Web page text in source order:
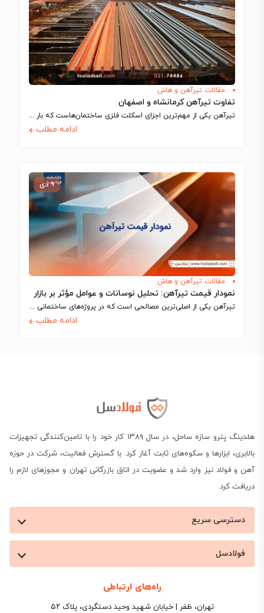
مقالات تیرآهن و هاش
تفاوت تیرآهن کرمانشاه و اصفهان
تیرآهن یکی از مهم‌ترین اجزای اسکلت فلزی ساختمان‌هاست که بار سقف و طبقات را…
ادامه مطلب
۹ دی
مقالات تیرآهن و هاش
نمودار قیمت تیرآهن: تحلیل نوسانات و عوامل مؤثر بر بازار
تیرآهن یکی از اصلی‌ترین مصالحی است که در پروژه‌های ساختمانی و صنعتی استفاده می‌شود…
ادامه مطلب
هلدینگ پترو سازه ساحل، در سال ۱۳۸۹ کار خود را با تامین‌کنندگی تجهیزات
بالابری، ابزارها و سکوه‌های ثابت آغاز کرد. با گسترش فعالیت، شرکت در حوزه
آهن و فولاد نیز وارد شد و عضویت در اتاق بازرگانی تهران و مجوزهای لازم را
دریافت کرد.
دسترسی سریع
فولادسل
راه‌های ارتباطی
تهران، ظفر | خیابان شهید وحید دستگردی، پلاک ۵۲